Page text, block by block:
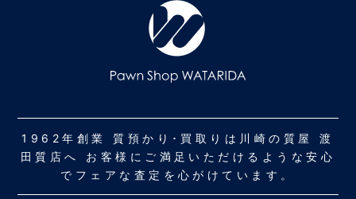
1962年創業 質預かり･買取りは川崎の質屋 渡
田質店へ お客様にご満足いただけるような安心
でフェアな査定を心がけています。